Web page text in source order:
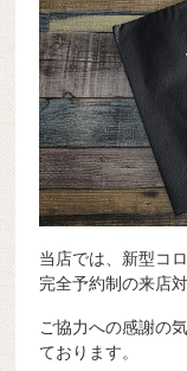
当店では、新型コ
完全予約制の来店
ご協力への感謝の
ております。